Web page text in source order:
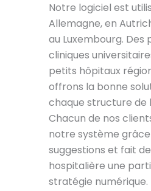
Notre logiciel est
Allemagne, en
au Luxembourg. Des
cliniques
petits hôpitaux
offrons la bonne
chaque structure de
Chacun de nos
notre système grâce
suggestions et fait
hospitalière une
stratégie numérique.